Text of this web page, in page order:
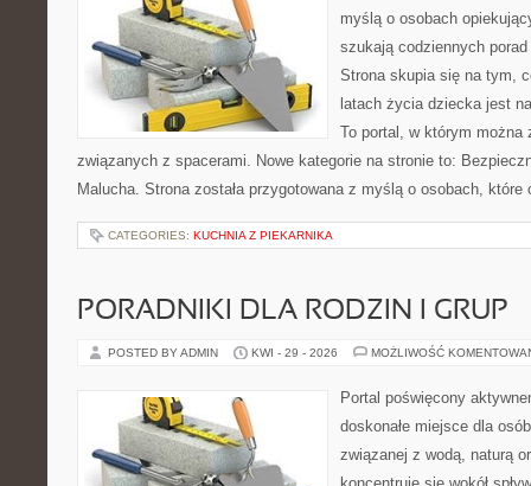
myślą o osobach
szukają codziennych
Strona skupia się na tym,
latach życia dziecka jest
To portal, w którym można
związanych z spacerami. Nowe kategorie na stronie to:
Malucha. Strona została przygotowana z myślą o osobach,
CATEGORIES: KUCHNIA Z PIEKARNIKA
PORADNIKI DLA RODZIN I GRUP
POSTED BY ADMIN KWI - 29 - 2026 MOŻLIWOŚĆ
Portal poświęcony
doskonałe miejsce dla
związanej z wodą, naturą